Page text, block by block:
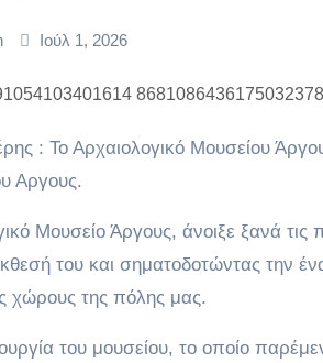
Ιούλ 1, 2026
Αργους.
Μουσείο Άργους, άνοιξε ξανά
του και σηματοδοτώντας την
χώρους της πόλης μας.
του μουσείου, το οποίο